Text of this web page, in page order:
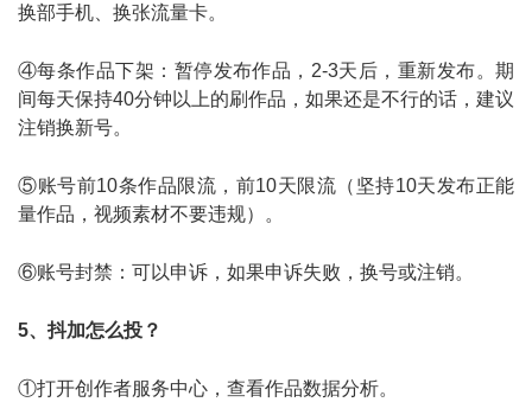
换部手机、换张流量卡。
④每条作品下架：暂停发布作品，2-3天后，重新发布。期
间每天保持40分钟以上的刷作品，如果还是不行的话，建议
注销换新号。
⑤账号前10条作品限流，前10天限流（坚持10天发布正能
量作品，视频素材不要违规）。
⑥账号封禁：可以申诉，如果申诉失败，换号或注销。
5、抖加怎么投？
①打开创作者服务中心，查看作品数据分析。